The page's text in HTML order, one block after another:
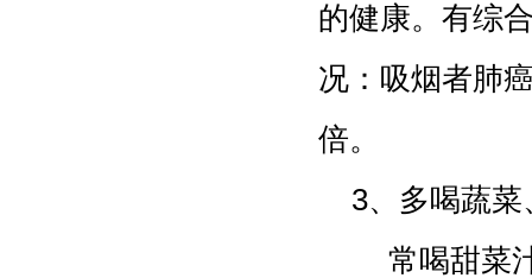
的健康。有综
况：吸烟者肺
倍。
3、多喝蔬
常喝甜菜汁(